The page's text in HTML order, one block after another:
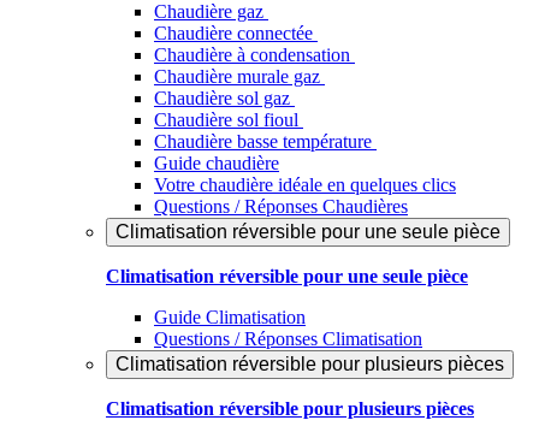
Chaudière gaz
Chaudière connectée
Chaudière à condensation
Chaudière murale gaz
Chaudière sol gaz
Chaudière sol fioul
Chaudière basse température
Guide chaudière
Votre chaudière idéale en quelques clics
Questions / Réponses Chaudières
Climatisation réversible pour une seule pièce
Climatisation réversible pour une seule pièce
Guide Climatisation
Questions / Réponses Climatisation
Climatisation réversible pour plusieurs pièces
Climatisation réversible pour plusieurs pièces